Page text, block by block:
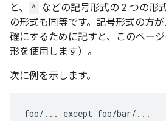
と、
^ などの記号形式の 2 つの形
の形式も同等です。記号形式の方
確にするために記すと、このペー
形を使用します）。
次に例を示します。